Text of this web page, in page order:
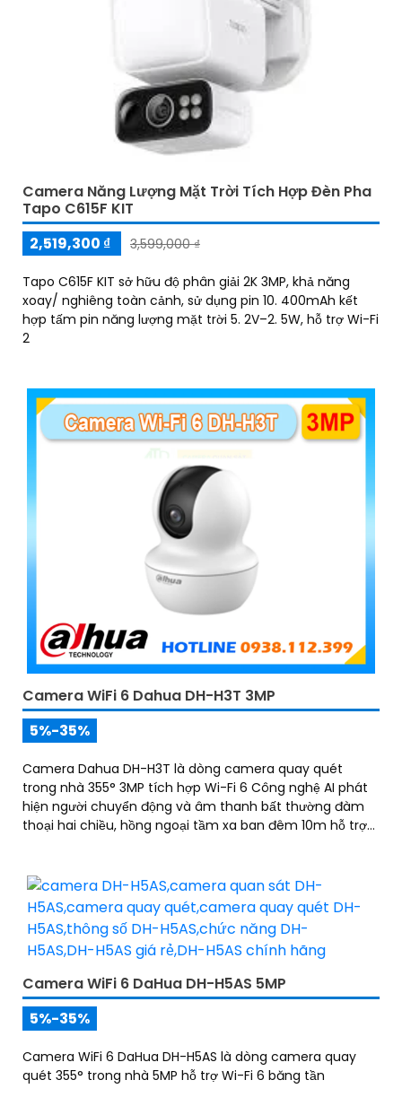
Camera Năng Lượng Mặt Trời Tích Hợp Đèn Pha
Tapo C615F KIT
2,519,300 ₫
3,599,000 ₫
Tapo C615F KIT sở hữu độ phân giải 2K 3MP, khả năng
xoay/ nghiêng toàn cảnh, sử dụng pin 10. 400mAh kết
hợp tấm pin năng lượng mặt trời 5. 2V–2. 5W, hỗ trợ Wi-Fi
2
Camera WiFi 6 Dahua DH-H3T 3MP
5%-35%
Camera Dahua DH-H3T là dòng camera quay quét
trong nhà 355° 3MP tích hợp Wi-Fi 6 Công nghệ AI phát
hiện người chuyển động và âm thanh bất thường đàm
thoại hai chiều, hồng ngoại tầm xa ban đêm 10m hỗ trợ
Camera WiFi 6 DaHua DH-H5AS 5MP
5%-35%
Camera WiFi 6 DaHua DH-H5AS là dòng camera quay
quét 355° trong nhà 5MP hỗ trợ Wi-Fi 6 băng tần